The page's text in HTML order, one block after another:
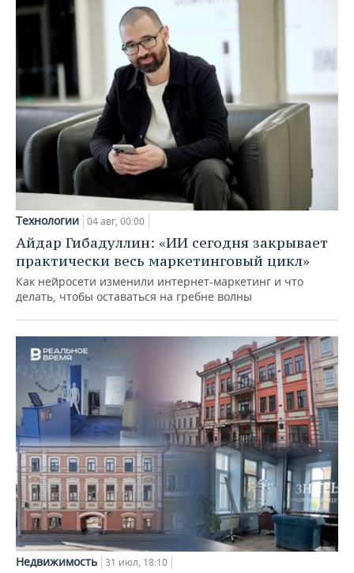
Технологии 04 авг, 00:00
Айдар Гибадуллин: «ИИ сегодня закрывает
практически весь маркетинговый цикл»
Как нейросети изменили интернет-маркетинг и что
делать, чтобы оставаться на гребне волны
Недвижимость 31 июл, 18:10